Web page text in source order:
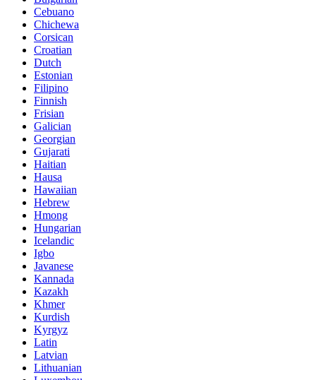
Cebuano
Chichewa
Corsican
Croatian
Dutch
Estonian
Filipino
Finnish
Frisian
Galician
Georgian
Gujarati
Haitian
Hausa
Hawaiian
Hebrew
Hmong
Hungarian
Icelandic
Igbo
Javanese
Kannada
Kazakh
Khmer
Kurdish
Kyrgyz
Latin
Latvian
Lithuanian